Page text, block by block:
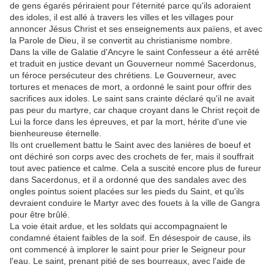
de gens égarés périraient pour l'éternité parce qu'ils adoraient
des idoles, il est allé à travers les villes et les villages pour
annoncer Jésus Christ et ses enseignements aux païens, et avec
la Parole de Dieu, il se convertit au christianisme nombre.
Dans la ville de Galatie d'Ancyre le saint Confesseur a été arrêté
et traduit en justice devant un Gouverneur nommé Sacerdonus,
un féroce persécuteur des chrétiens. Le Gouverneur, avec
tortures et menaces de mort, a ordonné le saint pour offrir des
sacrifices aux idoles. Le saint sans crainte déclaré qu'il ne avait
pas peur du martyre, car chaque croyant dans le Christ reçoit de
Lui la force dans les épreuves, et par la mort, hérite d'une vie
bienheureuse éternelle.
Ils ont cruellement battu le Saint avec des lanières de boeuf et
ont déchiré son corps avec des crochets de fer, mais il souffrait
tout avec patience et calme. Cela a suscité encore plus de fureur
dans Sacerdonus, et il a ordonné que des sandales avec des
ongles pointus soient placées sur les pieds du Saint, et qu'ils
devraient conduire le Martyr avec des fouets à la ville de Gangra
pour être brûlé.
La voie était ardue, et les soldats qui accompagnaient le
condamné étaient faibles de la soif. En désespoir de cause, ils
ont commencé à implorer le saint pour prier le Seigneur pour
l'eau. Le saint, prenant pitié de ses bourreaux, avec l'aide de